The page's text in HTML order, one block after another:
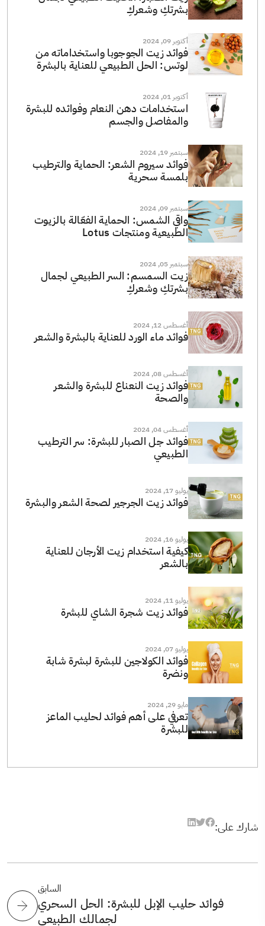
بشرتكِ وشعركِ
أكتوبر 09, 2024
فوائد زيت الجوجوبا واستخداماته من
لوتس: الحل الطبيعي للعناية بالبشرة
أكتوبر 01, 2024
استخدامات دهن النعام وفوائده للبشرة
والمفاصل والجسم
سبتمبر 19, 2024
فوائد سيروم الشعر: الحماية والترطيب
بلمسة سحرية
سبتمبر 09, 2024
واقي الشمس: الحماية الفعّالة بالزيوت
الطبيعية ومنتجات Lotus
سبتمبر 05, 2024
زيت السمسم: السر الطبيعي لجمال
بشرتكِ وشعركِ
أغسطس 12, 2024
فوائد ماء الورد للعناية بالبشرة والشعر
أغسطس 08, 2024
فوائد زيت النعناع للبشرة والشعر
والصحة
أغسطس 04, 2024
فوائد جل الصبار للبشرة: سر الترطيب
الطبيعي
يوليو 17, 2024
فوائد زيت الجرجير لصحة الشعر والبشرة
يوليو 16, 2024
كيفية استخدام زيت الأرجان للعناية
بالشعر
يوليو 11, 2024
فوائد زيت شجرة الشاي للبشرة
يوليو 07, 2024
فوائد الكولاجين للبشرة لبشرة شابة
ونضرة
مايو 29, 2024
تعرفي على أهم فوائد لحليب الماعز
للبشرة
شارك على:
السابق
فوائد حليب الإبل للبشرة: الحل السحري
لجمالك الطبيعي